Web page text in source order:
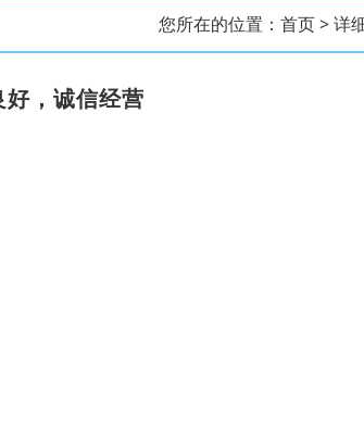
您所在的位置： 首页> 详
，诚信经营